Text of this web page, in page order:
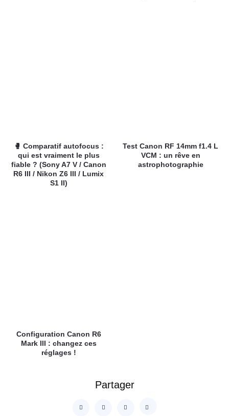
🥊 Comparatif autofocus :
qui est vraiment le plus
fiable ? (Sony A7 V / Canon
R6 III / Nikon Z6 III / Lumix
S1 II)
Test Canon RF 14mm f1.4 L
VCM : un rêve en
astrophotographie
Configuration Canon R6
Mark III : changez ces
réglages !
Partager